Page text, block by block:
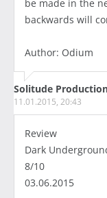
be made in the
backwards will
Author: Odium
Solitude
11.01.2015, 20:43
Review
Dark
8/10
03.06.2015